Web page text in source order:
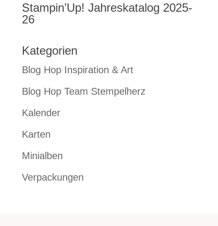
Stampin’Up! Jahreskatalog 2025-
26
Kategorien
Blog Hop Inspiration & Art
Blog Hop Team Stempelherz
Kalender
Karten
Minialben
Verpackungen